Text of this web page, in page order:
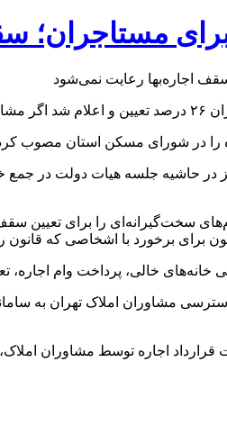
مستاجران؛
در شورای مسکن استان مصوب
در حاشیه جلسه هیات دولت در
سخت‌گیرانه‌ای را برای تعیین
برای برخورد با اشخاصی که قانون
خالی، پرداخت وام اجاره،
سال گذشته دسترسی مشاوران املاک
قرارداد اجاره توسط مشاوران